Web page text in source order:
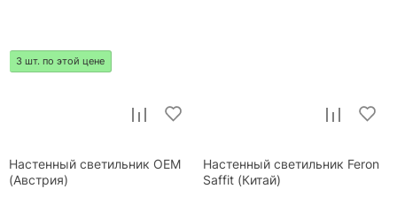
3 шт. по этой цене
Настенный светильник OEM
(Австрия)
Настенный светильник Feron
Saffit (Китай)